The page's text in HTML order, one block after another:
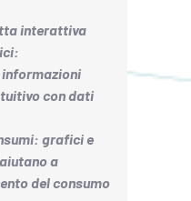
interattiva
informazioni
con dati
grafici e
a
del consumo